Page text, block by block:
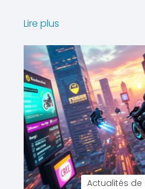
Lire plus
Actualités